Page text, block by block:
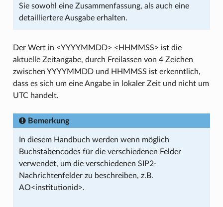
Sie sowohl eine Zusammenfassung, als auch eine
detailliertere Ausgabe erhalten.
Der Wert in <YYYYMMDD> <HHMMSS> ist die
aktuelle Zeitangabe, durch Freilassen von 4 Zeichen
zwischen YYYYMMDD und HHMMSS ist erkenntlich,
dass es sich um eine Angabe in lokaler Zeit und nicht um
UTC handelt.
Bemerkung
In diesem Handbuch werden wenn möglich
Buchstabencodes für die verschiedenen Felder
verwendet, um die verschiedenen SIP2-
Nachrichtenfelder zu beschreiben, z.B.
AO<institutionid>.